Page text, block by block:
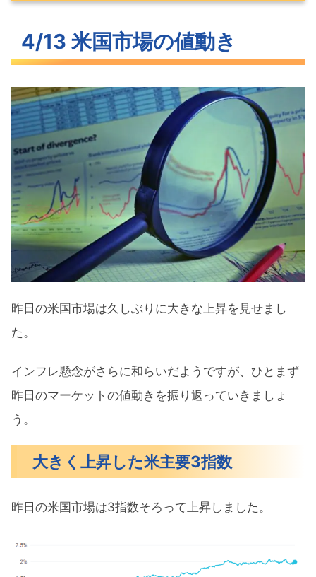
大きく上昇した米主要3指数
S&P500ヒートマップ
セクター別パフォーマンス
上抜けしたS&P500
米国市場のトピックス
予想以上に低下した生産者物価指数
（PPI）
アマゾンが生成AIに参入
今週の注目決算
まとめ
4/13 米国市場の値動き
昨日の米国市場は久しぶりに大きな上昇を見せまし
た。
インフレ懸念がさらに和らいだようですが、ひとまず
昨日のマーケットの値動きを振り返っていきましょ
う。
大きく上昇した米主要3指数
昨日の米国市場は3指数そろって上昇しました。